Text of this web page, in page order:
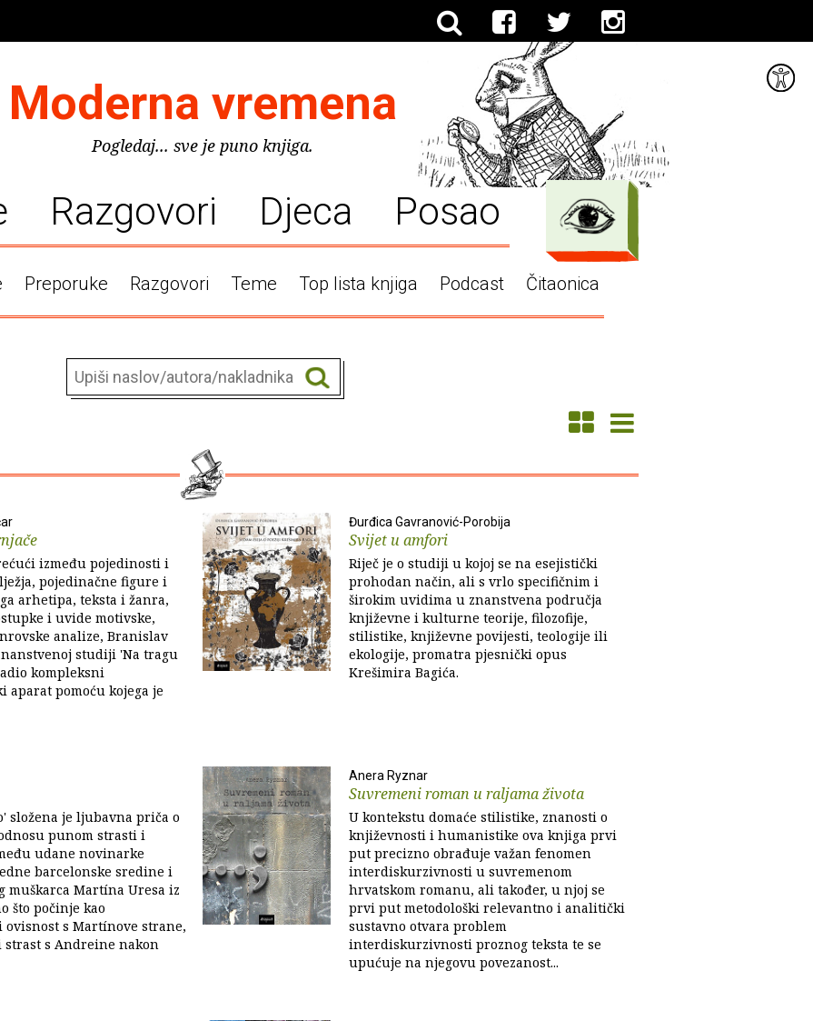
Moderna vremena
Pogledaj... sve je puno knjiga.
Razgovori Djeca Posao
Preporuke Razgovori Teme Top lista knjiga Podcast Čitaonica
između pojedinosti i
pojedinačne figure i
arhetipa, teksta i žanra,
i uvide motivske,
analize, Branislav
studiji 'Na tragu
kompleksni
aparat pomoću kojega je
Đurđica Gavranović-Porobija
Svijet u amfori
Riječ je o studiji u kojoj se na esejistički
prohodan način, ali s vrlo specifičnim i
širokim uvidima u znanstvena područja
književne i kulturne teorije, filozofije,
stilistike, književne povijesti, teologije ili
ekologije, promatra pjesnički opus
Krešimira Bagića.
složena je ljubavna priča o
punom strasti i
udane novinarke
barcelonske sredine i
muškarca Martína Uresa iz
što počinje kao
s Martínove strane,
strast s Andreine nakon
Anera Ryznar
Suvremeni roman u raljama života
U kontekstu domaće stilistike, znanosti o
književnosti i humanistike ova knjiga prvi
put precizno obrađuje važan fenomen
interdiskurzivnosti u suvremenom
hrvatskom romanu, ali također, u njoj se
prvi put metodološki relevantno i analitički
sustavno otvara problem
interdiskurzivnosti proznog teksta te se
upućuje na njegovu povezanost...